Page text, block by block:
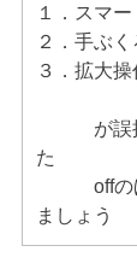
１．スマ
２．手ぶ
３．拡
が誤操
た
offのほ
ましょう